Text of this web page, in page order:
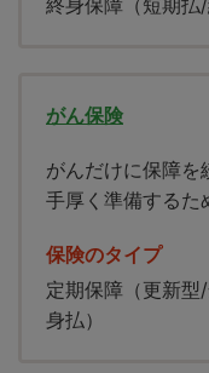
がん保険
がんだけに保障を
手厚く準備するた
保険のタイプ
定期保障（更新
身払）